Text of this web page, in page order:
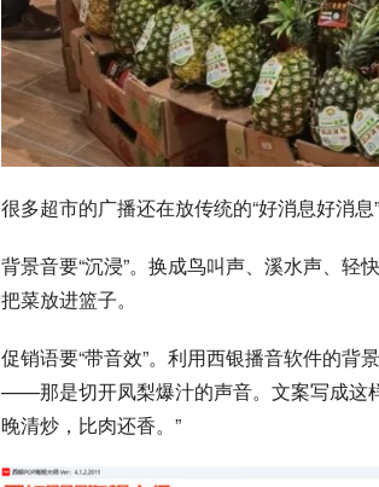
很多超市的广播还在放传统的“好消息好消
背景音要“沉浸”。换成鸟叫声、溪水声、
把菜放进篮子。
促销语要“带音效”。利用西银播音软件的
——那是切开凤梨爆汁的声音。文案写成这
晚清炒，比肉还香。”